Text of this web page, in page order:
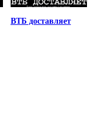
ВТБ доставляет